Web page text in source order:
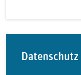
Datenschutz